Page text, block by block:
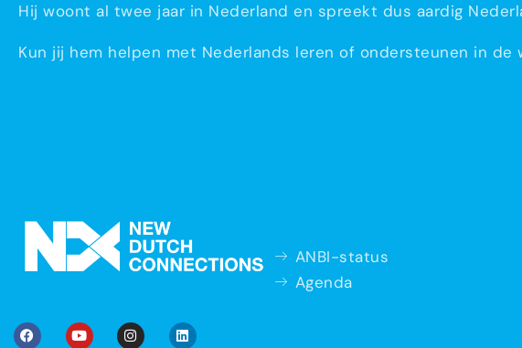
Hij woont al twee jaar in Nederland en spreekt dus aardig
Kun jij hem helpen met Nederlands leren of ondersteunen in de
ANBI-status
Agenda